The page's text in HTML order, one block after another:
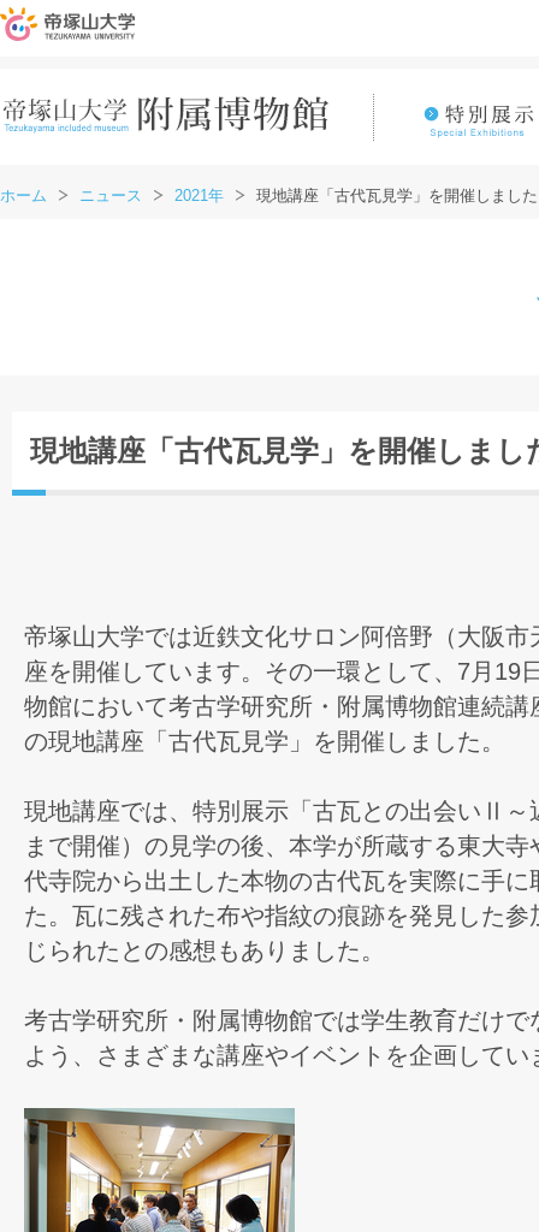
ホーム ニュース 2021年 現地講座「古代瓦見学」を開催しました
現地講座「古代瓦見学」を開催しまし
帝塚山大学では近鉄文化サロン阿倍野（大阪
座を開催しています。その一環として、7月19
物館において考古学研究所・附属博物館連続
の現地講座「古代瓦見学」を開催しました。
現地講座では、特別展示「古瓦との出会いⅡ～
まで開催）の見学の後、本学が所蔵する東大
代寺院から出土した本物の古代瓦を実際に手
た。瓦に残された布や指紋の痕跡を発見した
じられたとの感想もありました。
考古学研究所・附属博物館では学生教育だけ
よう、さまざまな講座やイベントを企画してい